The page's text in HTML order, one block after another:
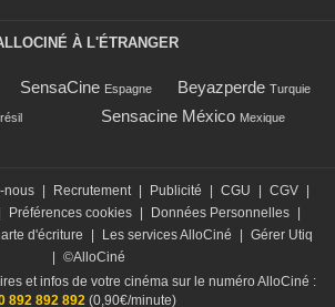
À L'ÉTRANGER
SensaCine Espagne Beyazperde Turquie
Sensacine México Mexique
nous | Recrutement | Publicité | CGU | CGV |
Préférences cookies | Données Personnelles |
d'écriture | Les services AlloCiné | Gérer Utiq
| ©AlloCiné
et infos de votre cinéma sur le numéro AlloCiné :
892 892 892 (0,90€/minute)